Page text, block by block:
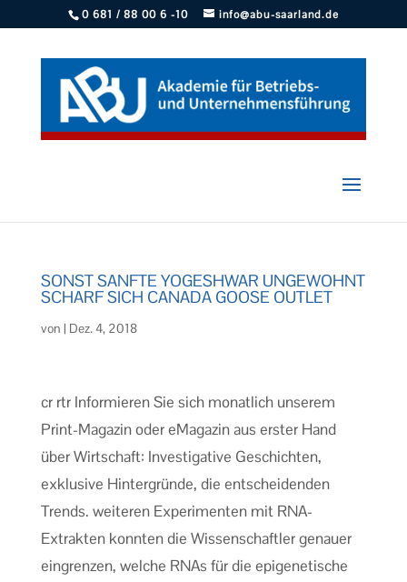
0 681 / 88 00 6 -10 info@abu-saarland.de
SONST SANFTE YOGESHWAR UNGEWOHNT
SCHARF SICH CANADA GOOSE OUTLET
von | Dez. 4, 2018
cr rtr Informieren Sie sich monatlich unserem
Print-Magazin oder eMagazin aus erster Hand
über Wirtschaft: Investigative Geschichten,
exklusive Hintergründe, die entscheidenden
Trends. weiteren Experimenten mit RNA-
Extrakten konnten die Wissenschaftler genauer
eingrenzen, welche RNAs für die epigenetische